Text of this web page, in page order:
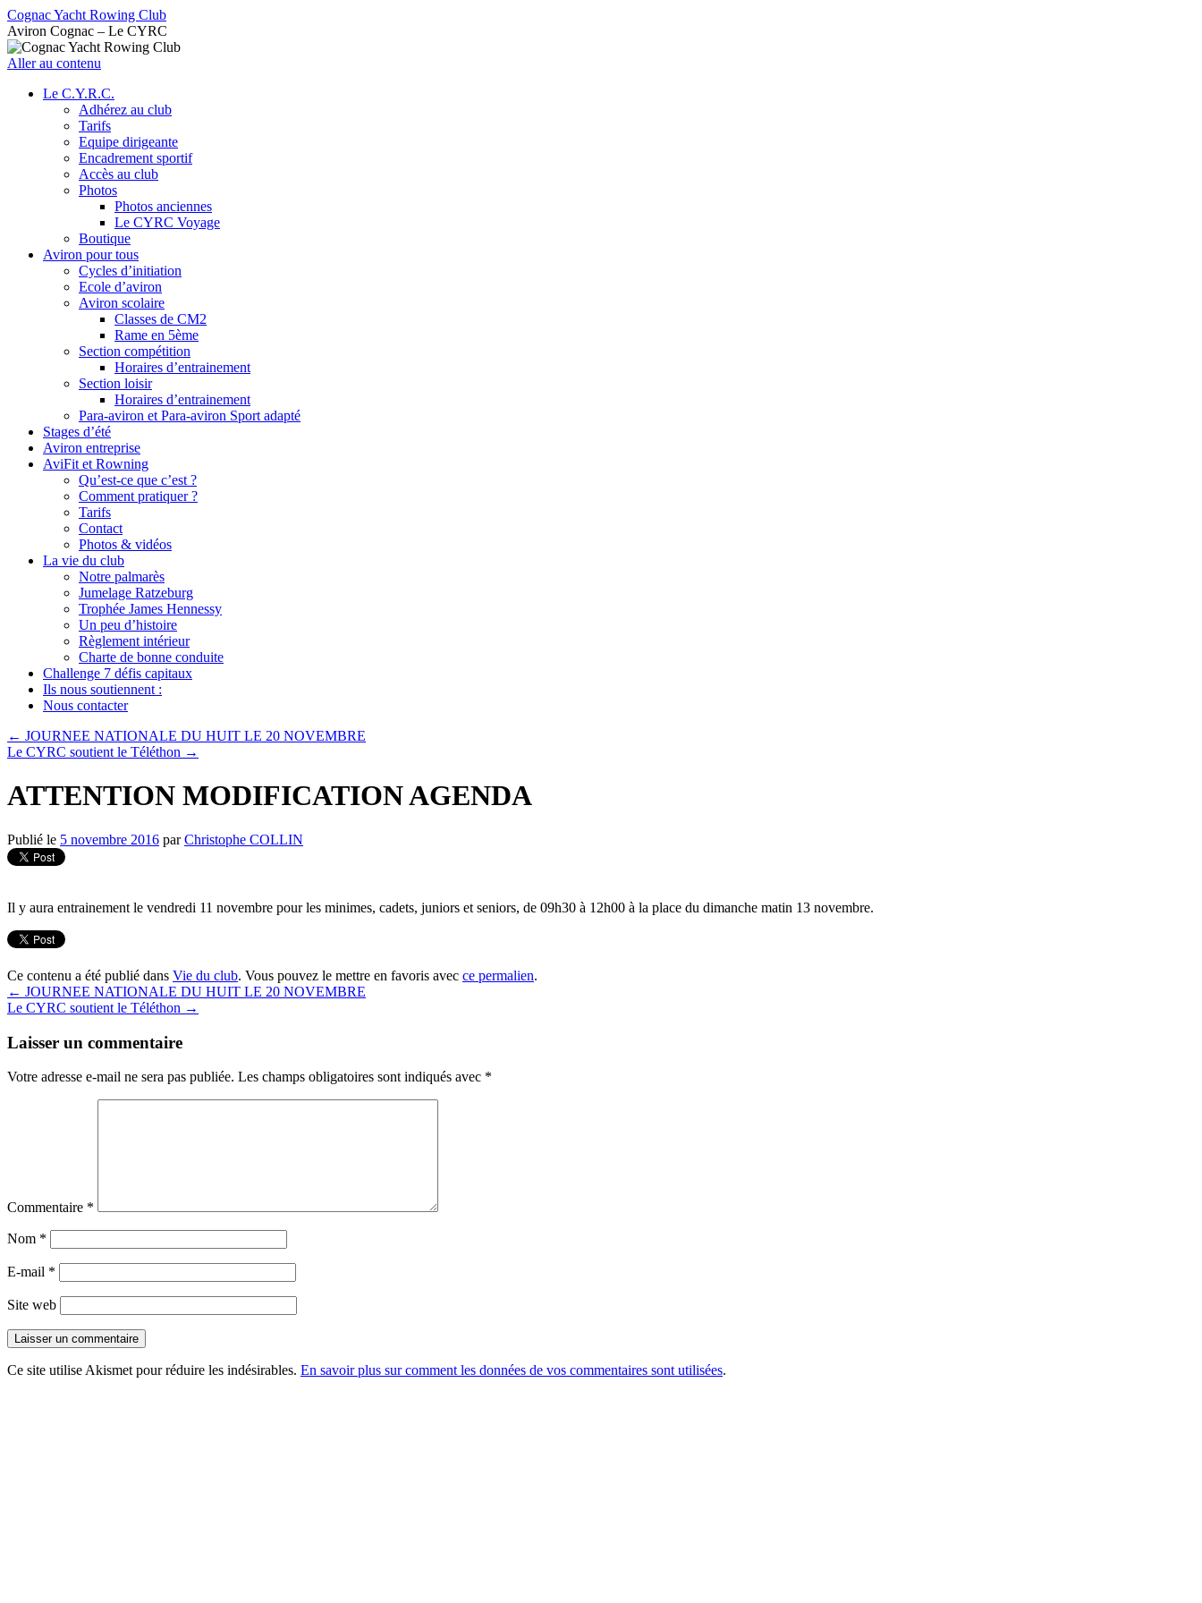
Cognac Yacht Rowing Club
Aviron Cognac – Le CYRC
Aller au contenu
Le C.Y.R.C.
Adhérez au club
Tarifs
Equipe dirigeante
Encadrement sportif
Accès au club
Photos
Photos anciennes
Le CYRC Voyage
Boutique
Aviron pour tous
Cycles d’initiation
Ecole d’aviron
Aviron scolaire
Classes de CM2
Rame en 5ème
Section compétition
Horaires d’entrainement
Section loisir
Horaires d’entrainement
Para-aviron et Para-aviron Sport adapté
Stages d’été
Aviron entreprise
AviFit et Rowning
Qu’est-ce que c’est ?
Comment pratiquer ?
Tarifs
Contact
Photos & vidéos
La vie du club
Notre palmarès
Jumelage Ratzeburg
Trophée James Hennessy
Un peu d’histoire
Règlement intérieur
Charte de bonne conduite
Challenge 7 défis capitaux
Ils nous soutiennent :
Nous contacter
← JOURNEE NATIONALE DU HUIT LE 20 NOVEMBRE
Le CYRC soutient le Téléthon →
ATTENTION MODIFICATION AGENDA
Publié le 5 novembre 2016 par Christophe COLLIN
Il y aura entrainement le vendredi 11 novembre pour les minimes, cadets, juniors et seniors, de 09h30 à 12h00 à la place du dimanche matin 13 novembre.
Ce contenu a été publié dans Vie du club. Vous pouvez le mettre en favoris avec ce permalien.
← JOURNEE NATIONALE DU HUIT LE 20 NOVEMBRE
Le CYRC soutient le Téléthon →
Laisser un commentaire
Votre adresse e-mail ne sera pas publiée. Les champs obligatoires sont indiqués avec *
Commentaire *
Nom *
E-mail *
Site web
Ce site utilise Akismet pour réduire les indésirables. En savoir plus sur comment les données de vos commentaires sont utilisées.